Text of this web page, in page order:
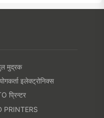
मुद्रक
इलेक्ट्रोनिक्स
प्रिन्टर
PRINTERS